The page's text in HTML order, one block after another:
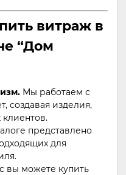
витраж в
“Дом
Мы работаем с
создавая изделия,
представлено
для
вы можете купить